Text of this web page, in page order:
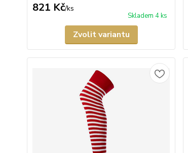
821 Kč/ks
Skladem 4 ks
Zvolit variantu